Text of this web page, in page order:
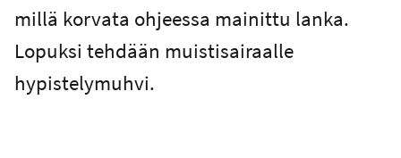
millä korvata ohjeessa mainittu lanka.
Lopuksi tehdään muistisairaalle
hypistelymuhvi.